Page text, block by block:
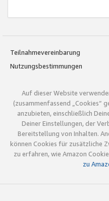
Teilnahmevereinbarung
Nutzungsbestimmungen
Auf dieser Website
(zusammenfassend „Cookies“
anzubieten, einschließlich
Deiner Einstellungen, der
Bereitstellung von Inhalten.
können Cookies für zusätzliche
zu erfahren, wie Amazon
zu